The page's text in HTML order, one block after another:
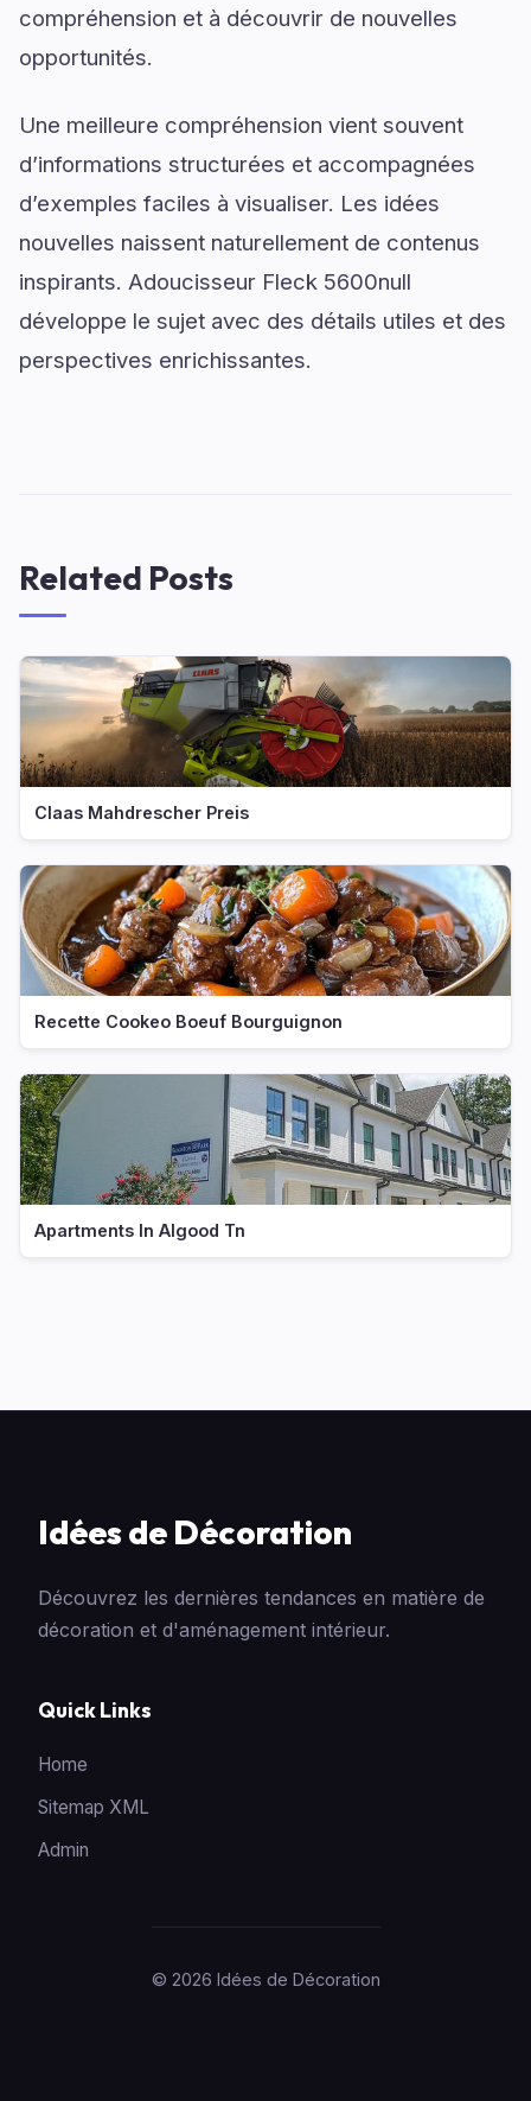
compréhension et à découvrir de nouvelles
opportunités.
Une meilleure compréhension vient souvent
d’informations structurées et accompagnées
d’exemples faciles à visualiser. Les idées
nouvelles naissent naturellement de contenus
inspirants. Adoucisseur Fleck 5600null
développe le sujet avec des détails utiles et des
perspectives enrichissantes.
Related Posts
Claas Mahdrescher Preis
Recette Cookeo Boeuf Bourguignon
Apartments In Algood Tn
Idées de Décoration
Découvrez les dernières tendances en matière de
décoration et d'aménagement intérieur.
Quick Links
Home
Sitemap XML
Admin
© 2026 Idées de Décoration